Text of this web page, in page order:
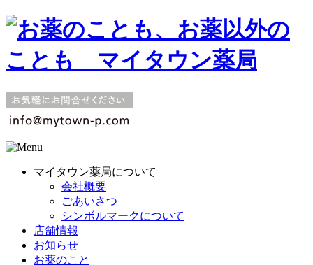
マイタウン薬局について
会社概要
ごあいさつ
シンボルマークについて
店舗情報
お知らせ
お薬のこと